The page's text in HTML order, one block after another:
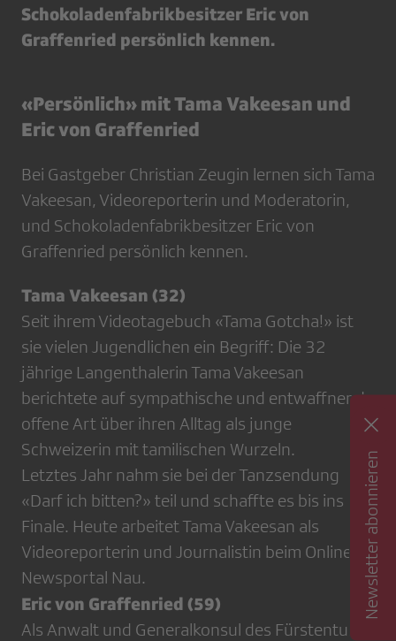
Schokoladenfabrikbesitzer Eric von
Graffenried persönlich kennen.
«Persönlich» mit Tama Vakeesan und
Eric von Graffenried
Bei Gastgeber Christian Zeugin lernen sich Tama
Vakeesan, Videoreporterin und Moderatorin,
und Schokoladenfabrikbesitzer Eric von
Graffenried persönlich kennen.
Tama Vakeesan (32)
Seit ihrem Videotagebuch «Tama Gotcha!» ist
sie vielen Jugendlichen ein Begriff: Die 32
jährige Langenthalerin Tama Vakeesan
berichtete auf sympathische und entwaffnend
offene Art über ihren Alltag als junge
Schweizerin mit tamilischen Wurzeln.
Letztes Jahr nahm sie bei der Tanzsendung
«Darf ich bitten?» teil und schaffte es bis ins
Finale. Heute arbeitet Tama Vakeesan als
Videoreporterin und Journalistin beim Online
Newsportal Nau.
Eric von Graffenried (59)
Als Anwalt und Generalkonsul des Fürstentums
Newsletter abonnieren